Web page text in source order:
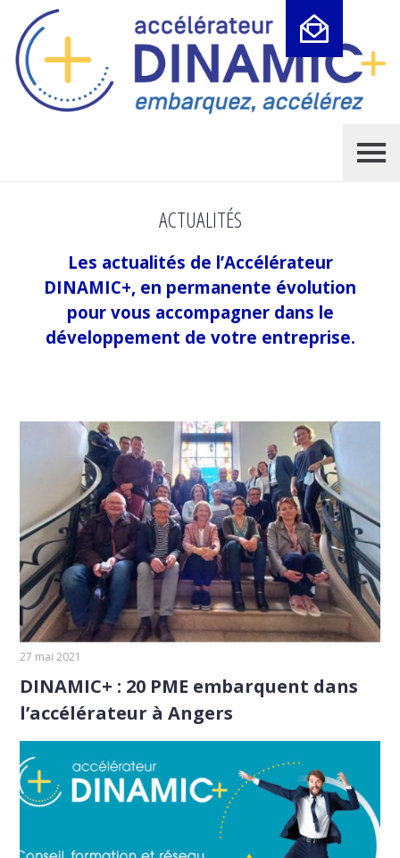
ACTUALITÉS
Les actualités de l’Accélérateur
DINAMIC+, en permanente évolution
pour vous accompagner dans le
développement de votre entreprise.
27 mai 2021
DINAMIC+ : 20 PME embarquent dans
l’accélérateur à Angers
Cookies management panel